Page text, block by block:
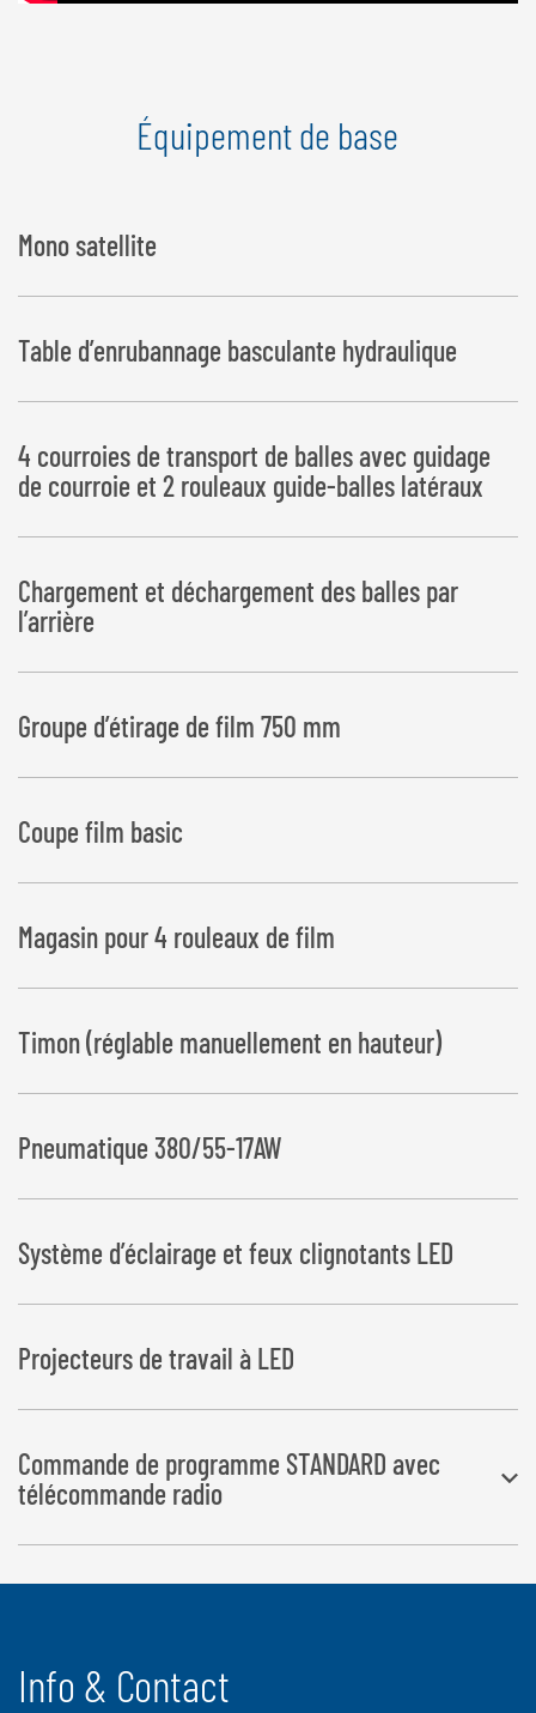
Équipement de base
Mono satellite
Table d’enrubannage basculante hydraulique
4 courroies de transport de balles avec guidage
de courroie et 2 rouleaux guide-balles latéraux
Chargement et déchargement des balles par
l’arrière
Groupe d’étirage de film 750 mm
Coupe film basic
Magasin pour 4 rouleaux de film
Timon (réglable manuellement en hauteur)
Pneumatique 380/55-17AW
Système d’éclairage et feux clignotants LED
Projecteurs de travail à LED
Commande de programme STANDARD avec
télécommande radio
Les fonctions pour la prise et de dépôt des balles sont
Info & Contact